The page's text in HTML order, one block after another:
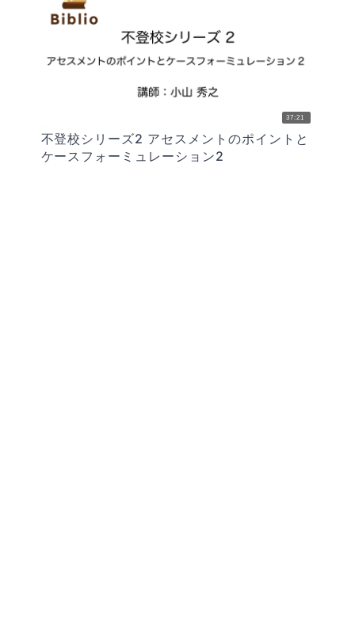
37:21
不登校シリーズ2 アセスメントのポイントと
ケースフォーミュレーション2